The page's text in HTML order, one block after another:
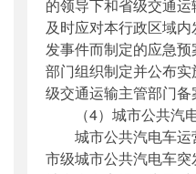
的领导下和省级交通
及时应对本行政区域
发事件而制定的应急
部门组织制定并公布
级交通运输主管部门备
（4）城市公共汽电
城市公共汽电车运
市级城市公共汽电车突